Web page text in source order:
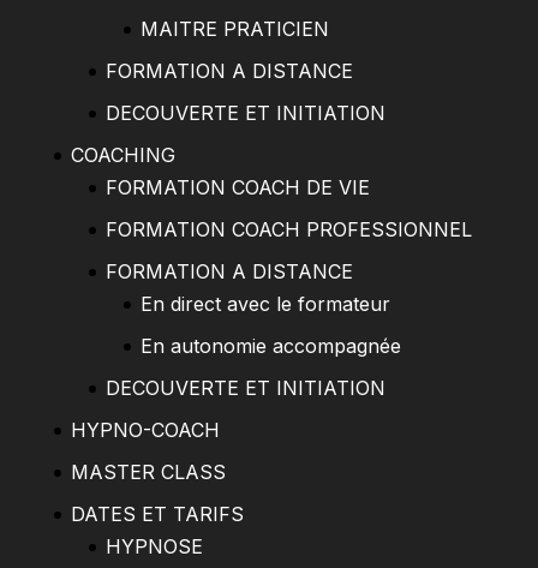
MAITRE PRATICIEN
FORMATION A DISTANCE
DECOUVERTE ET INITIATION
COACHING
FORMATION COACH DE VIE
FORMATION COACH PROFESSIONNEL
FORMATION A DISTANCE
En direct avec le formateur
En autonomie accompagnée
DECOUVERTE ET INITIATION
HYPNO-COACH
MASTER CLASS
DATES ET TARIFS
HYPNOSE